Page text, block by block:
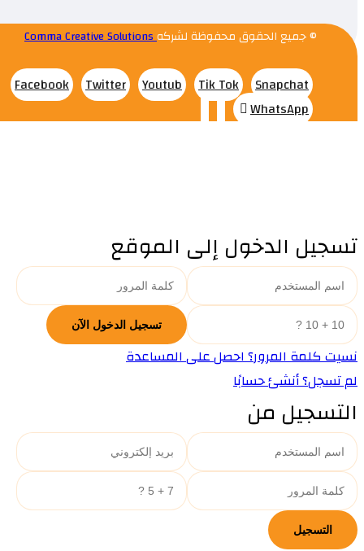
© جميع الحقوق محفوظة لشركهComma Creative Solutions
Facebook Twitter Youtub Tik Tok
Snapchat
WhatsApp
تسجيل الدخول إلى الموقع
نسيت كلمة المرور؟ احصل على المساعدة
لم تسجل؟ أنشئ حسابًا
التسجيل من